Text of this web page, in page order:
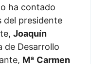
ha contado
del presidente
Joaquín
de Desarrollo
Mª Carmen